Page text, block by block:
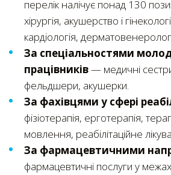
перелік налічує понад 130
хірургія, акушерство і
кардіологія,
За спеціальностями
працівників— медичні
фельдшери, акушерки.
За фахівцями у сфері
фізіотерапія, ерготерапія,
мовлення, реабілітаційне
За фармацевтичними
фармацевтичні послуги у